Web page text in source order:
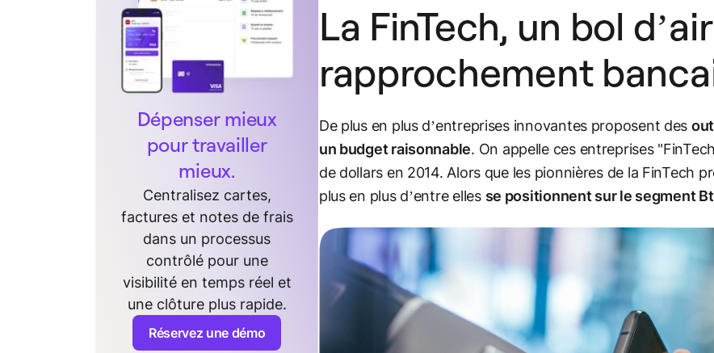
La FinTech, un bol
rapprochement
De plus en plus d’entreprises innovantes proposent des
un budget raisonnable. On appelle ces entreprises
de dollars en 2014. Alors que les pionnières de la FinTech
plus en plus d’entre elles se positionnent sur le segment
Dépenser mieux
pour travailler
mieux.
Centralisez cartes,
factures et notes de frais
dans un processus
contrôlé pour une
visibilité en temps réel et
une clôture plus rapide.
Réservez une démo